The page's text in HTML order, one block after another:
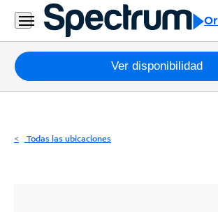
Residencial
Business
Paquetes
Internet
Ver disponibilidad
Todas las ubicaciones